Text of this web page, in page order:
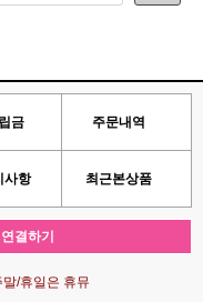
금 주문내역
사항 최근본상품
결하기
말/휴일은 휴뮤